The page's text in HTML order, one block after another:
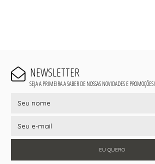
NEWSLETTER
SEJA A PRIMEIRA A SABER DE NOSSAS NOVIDADES E PROMOÇÕES!
EU QUERO